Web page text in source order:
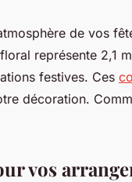
de vos
représente 2,1
festives. Ces
décoration.
vos